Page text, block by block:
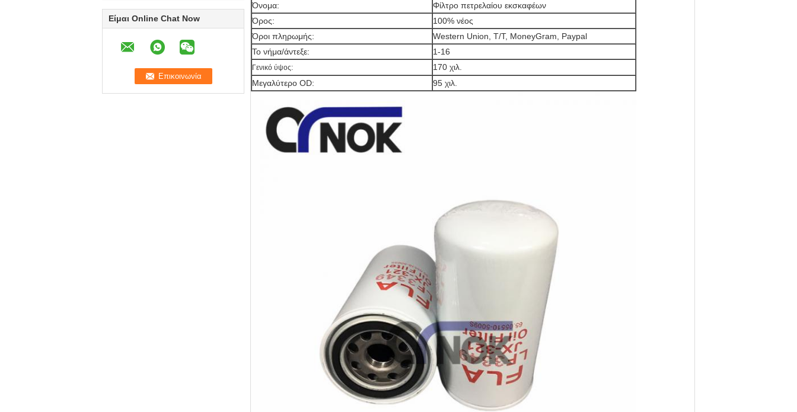
Είμαι Online Chat Now
Όνομα:
Φίλτρο πετρελαίου εκσκαφέων
Όρος:
100% νέος
Όροι πληρωμής:
Western Union, T/T, MoneyGram, Paypal
Το νήμα/άντεξε:
1-16
Γενικό ύψος:
170 χιλ.
Μεγαλύτερο OD:
95 χιλ.